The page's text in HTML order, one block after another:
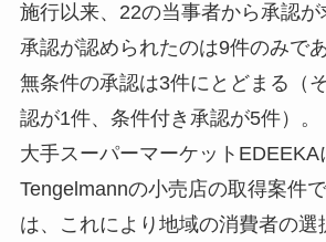
施行以来、22の当事者から承認が
承認が認められたのは9件のみで
無条件の承認は3件にとどまる（
認が1件、条件付き承認が5件）。
大手スーパーマーケットEDEEKA
Tengelmannの小売店の取得案件
は、これにより地域の消費者の選